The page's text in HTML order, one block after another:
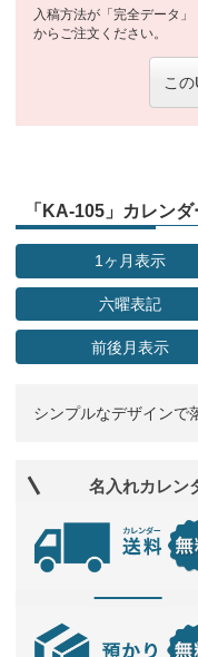
入稿方法が「完全データ
からご注文ください。
こ
「KA-105」カレン
1ヶ月表示
六曜表記
前後月表示
シンプルなデザインで
名入れカレン